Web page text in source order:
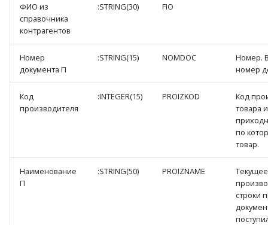
ФИО из
справочника
контрагентов
:STRING(30) FIO
Номер
документа П
:STRING(15) NOMDOC
Номер.
номер
Код
производителя
:INTEGER(15) PROIZKOD
Код
товара
по
товар.
Наименование
П
:STRING(50) PROIZNAME
строки